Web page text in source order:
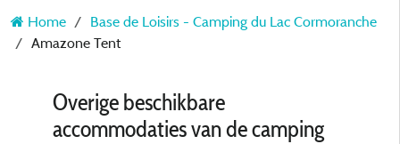
Home
Base de Loisirs - Camping du Lac Cormoranche
Amazone Tent
Overige beschikbare
accommodaties van de camping